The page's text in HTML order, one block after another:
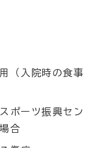
（入院時の食事
ポーツ振興セン
合